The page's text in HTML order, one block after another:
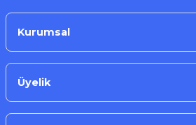
Kurumsal
Üyelik